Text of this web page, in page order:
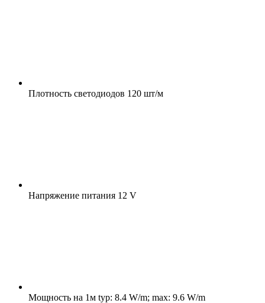
Плотность светодиодов 120 шт/м
Напряжение питания 12 V
Мощность на 1м typ: 8.4 W/m; max: 9.6 W/m